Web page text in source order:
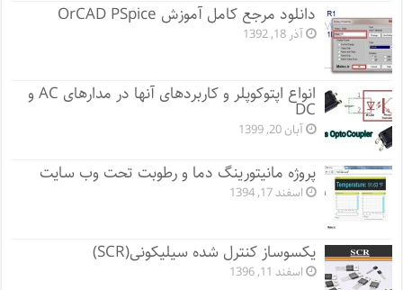
دانلود مرجع کامل آموزش OrCAD PSpice
آذر 18, 1392
انواع اپتوکوپلر و کاربردهای آنها در مدارهای AC و
DC
آبان 20, 1399
پروژه مانيتورينگ دما و رطوبت تحت وب سایت
اسفند 17, 1394
یکسوساز کنترل شده سیلیکونی(SCR)
اسفند 11, 1396